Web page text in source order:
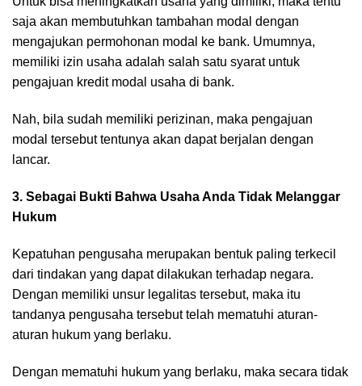
saja akan membutuhkan tambahan modal dengan
mengajukan permohonan modal ke bank. Umumnya,
memiliki izin usaha adalah salah satu syarat untuk
pengajuan kredit modal usaha di bank.
Nah, bila sudah memiliki perizinan, maka pengajuan
modal tersebut tentunya akan dapat berjalan dengan
lancar.
3. Sebagai Bukti Bahwa Usaha Anda Tidak Melanggar
Hukum
Kepatuhan pengusaha merupakan bentuk paling terkecil
dari tindakan yang dapat dilakukan terhadap negara.
Dengan memiliki unsur legalitas tersebut, maka itu
tandanya pengusaha tersebut telah mematuhi aturan-
aturan hukum yang berlaku.
Dengan mematuhi hukum yang berlaku, maka secara tidak